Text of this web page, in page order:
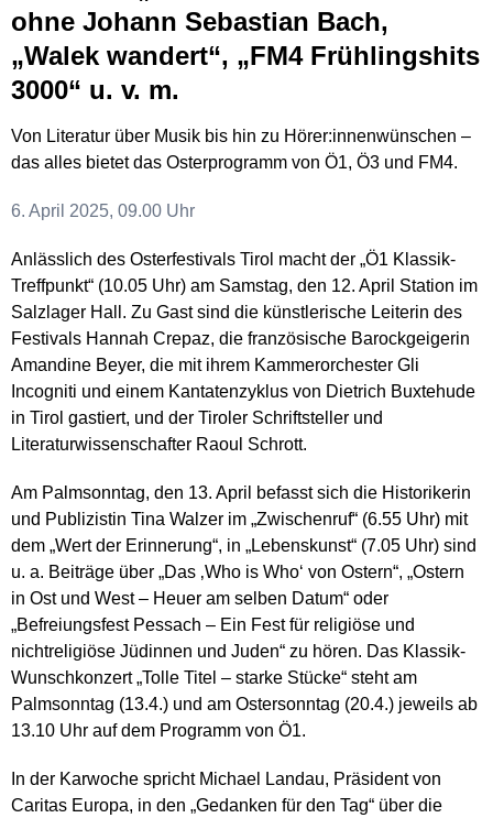
ohne Johann Sebastian Bach,
„Walek wandert“, „FM4 Frühlingshits
3000“ u. v. m.
Von Literatur über Musik bis hin zu Hörer:innenwünschen –
das alles bietet das Osterprogramm von Ö1, Ö3 und FM4.
6. April 2025, 09.00 Uhr
Anlässlich des Osterfestivals Tirol macht der „Ö1 Klassik-
Treffpunkt“ (10.05 Uhr) am Samstag, den 12. April Station im
Salzlager Hall. Zu Gast sind die künstlerische Leiterin des
Festivals Hannah Crepaz, die französische Barockgeigerin
Amandine Beyer, die mit ihrem Kammerorchester Gli
Incogniti und einem Kantatenzyklus von Dietrich Buxtehude
in Tirol gastiert, und der Tiroler Schriftsteller und
Literaturwissenschafter Raoul Schrott.
Am Palmsonntag, den 13. April befasst sich die Historikerin
und Publizistin Tina Walzer im „Zwischenruf“ (6.55 Uhr) mit
dem „Wert der Erinnerung“, in „Lebenskunst“ (7.05 Uhr) sind
u. a. Beiträge über „Das ‚Who is Who‘ von Ostern“, „Ostern
in Ost und West – Heuer am selben Datum“ oder
„Befreiungsfest Pessach – Ein Fest für religiöse und
nichtreligiöse Jüdinnen und Juden“ zu hören. Das Klassik-
Wunschkonzert „Tolle Titel – starke Stücke“ steht am
Palmsonntag (13.4.) und am Ostersonntag (20.4.) jeweils ab
13.10 Uhr auf dem Programm von Ö1.
In der Karwoche spricht Michael Landau, Präsident von
Caritas Europa, in den „Gedanken für den Tag“ über die